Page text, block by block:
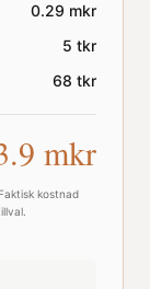
0.29 mkr
5 tkr
68 tkr
mkr
Faktisk kostnad